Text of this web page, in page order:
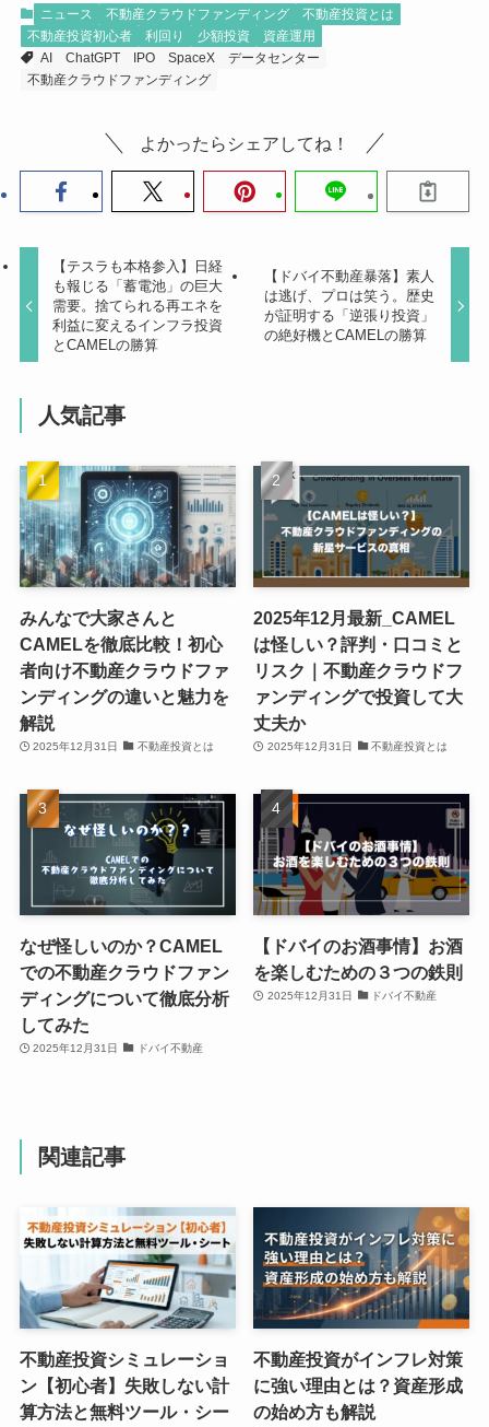
ニュース 不動産クラウドファンディング
不動産投資とは
不動産投資初心者
利回り 少額投資
資産運用
AI
ChatGPT IPO SpaceX
データセンター
不動産クラウドファンディング
よかったらシェアしてね！
【テスラも本格参入】日経
も報じる「蓄電池」の巨大
需要。捨てられる再エネを
利益に変えるインフラ投資
とCAMELの勝算
【ドバイ不動産暴落】素人
は逃げ、プロは笑う。歴史
が証明する「逆張り投資」
の絶好機とCAMELの勝算
人気記事
みんなで大家さんと
CAMELを徹底比較！初心
者向け不動産クラウドファ
ンディングの違いと魅力を
解説
2025年12月31日 不動産投資とは
2025年12月最新_CAMEL
は怪しい？評判・口コミと
リスク｜不動産クラウドフ
ァンディングで投資して大
丈夫か
2025年12月31日 不動産投資とは
なぜ怪しいのか？CAMEL
での不動産クラウドファン
ディングについて徹底分析
してみた
2025年12月31日 ドバイ不動産
【ドバイのお酒事情】お酒
を楽しむための３つの鉄則
2025年12月31日 ドバイ不動産
関連記事
不動産投資シミュレーショ
ン【初心者】失敗しない計
算方法と無料ツール・シー
不動産投資がインフレ対策
に強い理由とは？資産形成
の始め方も解説